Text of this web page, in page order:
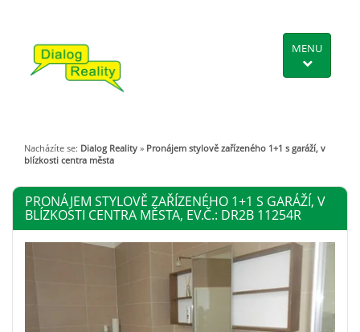
MENU
Nacházíte se: Dialog Reality » Pronájem stylově zařízeného 1+1 s garáží, v
blízkosti centra města
PRONÁJEM STYLOVĚ ZAŘÍZENÉHO 1+1 S GARÁŽÍ, V
BLÍZKOSTI CENTRA MĚSTA, EV.Č.: DR2B 11254R